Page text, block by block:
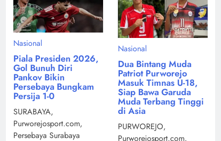
Nasional
Piala Presiden 2026,
Gol Bunuh Diri
Pankov Bikin
Persebaya Bungkam
Persija 1-0
SURABAYA,
Purworejosport.com,
Persebaya Surabaya
Nasional
Dua Bintang Muda
Patriot Purworejo
Masuk Timnas U-18,
Siap Bawa Garuda
Muda Terbang Tinggi
di Asia
PURWOREJO,
Purworejosport.com,